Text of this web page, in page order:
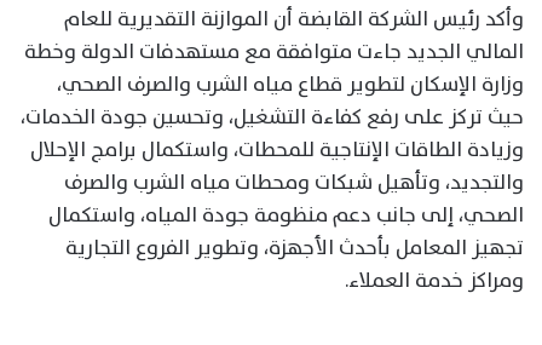
وأكد رئيس الشركة القابضة أن الموازنة التقديرية للعام
المالي الجديد جاءت متوافقة مع مستهدفات الدولة وخطة
وزارة الإسكان لتطوير قطاع مياه الشرب والصرف الصحي،
حيث تركز على رفع كفاءة التشغيل، وتحسين جودة الخدمات،
وزيادة الطاقات الإنتاجية للمحطات، واستكمال برامج الإحلال
والتجديد، وتأهيل شبكات ومحطات مياه الشرب والصرف
الصحي، إلى جانب دعم منظومة جودة المياه، واستكمال
تجهيز المعامل بأحدث الأجهزة، وتطوير الفروع التجارية
ومراكز خدمة العملاء.